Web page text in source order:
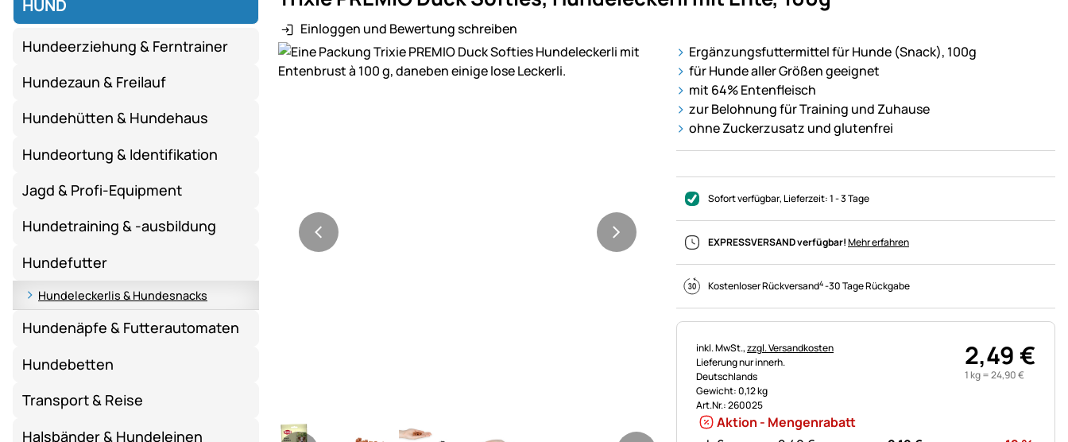
HUND
Hundeerziehung & Ferntrainer
Hundezaun & Freilauf
Hundehütten & Hundehaus
Hundeortung & Identifikation
Jagd & Profi-Equipment
Hundetraining & -ausbildung
Hundefutter
Hundeleckerlis & Hundesnacks
Hundenäpfe & Futterautomaten
Hundebetten
Transport & Reise
Halsbänder & Hundeleinen
Einloggen und Bewertung schreiben
Produktgalerie
Ergänzungsfuttermittel für Hunde (Snack), 100g
für Hunde aller Größen geeignet
mit 64% Entenfleisch
zur Belohnung für Training und Zuhause
ohne Zuckerzusatz und glutenfrei
Sofort verfügbar, Lieferzeit:1 - 3 Tage
EXPRESSVERSAND verfügbar!Mehr erfahren
Kostenloser Rückversand4-30 Tage Rückgabe
Steuerhinweis:
inkl. MwSt.,zzgl. Versandkosten
Lieferung nur innerh.
Deutschlands
Gewicht: 0,12 kg
Art.Nr.: 260025
2,49€
1 kg =24,90€
Aktion - Mengenrabatt